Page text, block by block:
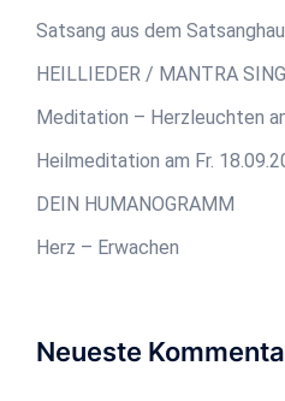
Satsang aus dem
HEILLIEDER / MANTRA
Meditation – Herzleuchten
Heilmeditation am Fr.
DEIN HUMANOGRAMM
Herz – Erwachen
Neueste